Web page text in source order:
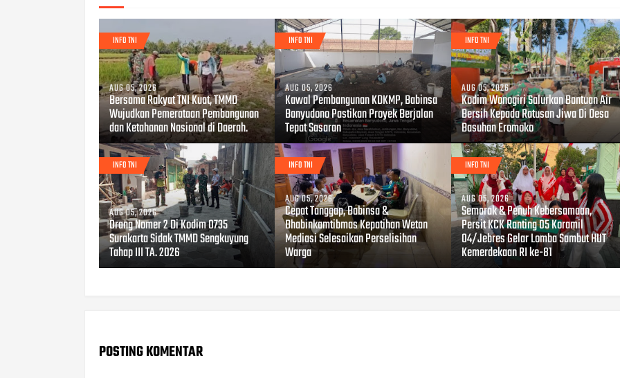
INFO TNI
AUG 05, 2026
Bersama Rakyat TNI Kuat, TMMD
Wujudkan Pemerataan Pembangunan
dan Ketahanan Nasional di Daerah.
INFO TNI
AUG 05, 2026
Kawal Pembangunan KDKMP, Babinsa
Banyudono Pastikan Proyek Berjalan
Tepat Sasaran
INFO TNI
AUG 05, 2026
Kodim Wonogiri Salurkan Bantuan Air
Bersih Kepada Ratusan Jiwa Di Desa
Basuhan Eromoko
INFO TNI
AUG 05, 2026
Orang Nomer 2 Di Kodim 0735
Surakarta Sidak TMMD Sengkuyung
Tahap III TA. 2026
INFO TNI
AUG 05, 2026
Cepat Tanggap, Babinsa &
Bhabinkamtibmas Kepatihan Wetan
Mediasi Selesaikan Perselisihan
Warga
INFO TNI
AUG 05, 2026
Semarak & Penuh Kebersamaan,
Persit KCK Ranting 05 Koramil
04/Jebres Gelar Lomba Sambut HUT
Kemerdekaan RI ke-81
POSTING KOMENTAR